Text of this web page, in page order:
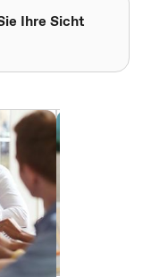
Ihre Sicht